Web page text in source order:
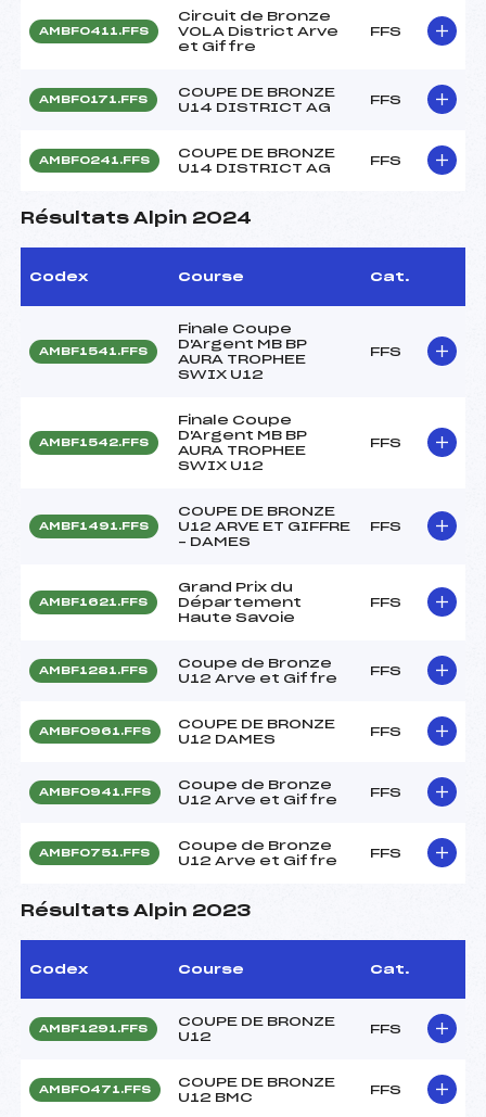
AMBF0411.FFS
Circuit de Bronze
VOLA District Arve
et Giffre
FFS
AMBF0171.FFS
COUPE DE BRONZE
U14 DISTRICT AG
FFS
AMBF0241.FFS
COUPE DE BRONZE
U14 DISTRICT AG
FFS
Résultats Alpin 2024
Codex Course Cat.
AMBF1541.FFS
Finale Coupe
D'Argent MB BP
AURA TROPHEE
SWIX U12
FFS
AMBF1542.FFS
Finale Coupe
D'Argent MB BP
AURA TROPHEE
SWIX U12
FFS
AMBF1491.FFS
COUPE DE BRONZE
U12 ARVE ET GIFFRE
– DAMES
FFS
AMBF1621.FFS
Grand Prix du
Département
Haute Savoie
FFS
AMBF1281.FFS
Coupe de Bronze
U12 Arve et Giffre
FFS
AMBF0961.FFS
COUPE DE BRONZE
U12 DAMES
FFS
AMBF0941.FFS
Coupe de Bronze
U12 Arve et Giffre
FFS
AMBF0751.FFS
Coupe de Bronze
U12 Arve et Giffre
FFS
Résultats Alpin 2023
Codex Course Cat.
AMBF1291.FFS
COUPE DE BRONZE
U12
FFS
AMBF0471.FFS
COUPE DE BRONZE
U12 BMC
FFS